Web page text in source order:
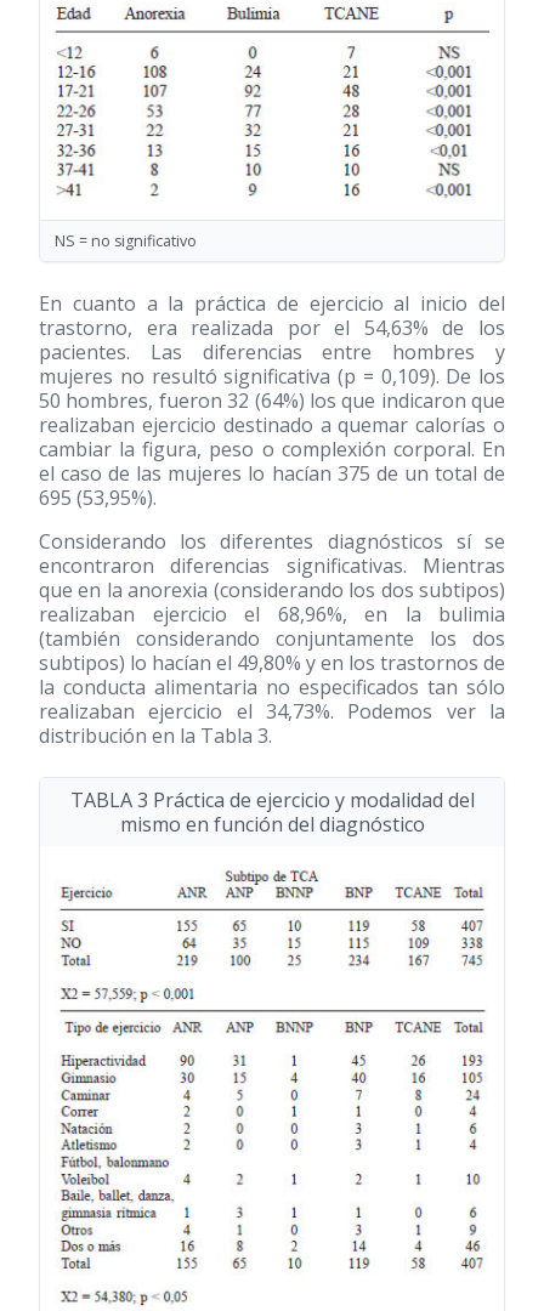
NS = no significativo
En cuanto a la práctica de ejercicio al inicio del
trastorno, era realizada por el 54,63% de los
pacientes. Las diferencias entre hombres y
mujeres no resultó significativa (p = 0,109). De los
50 hombres, fueron 32 (64%) los que indicaron que
realizaban ejercicio destinado a quemar calorías o
cambiar la figura, peso o complexión corporal. En
el caso de las mujeres lo hacían 375 de un total de
695 (53,95%).
Considerando los diferentes diagnósticos sí se
encontraron diferencias significativas. Mientras
que en la anorexia (considerando los dos subtipos)
realizaban ejercicio el 68,96%, en la bulimia
(también considerando conjuntamente los dos
subtipos) lo hacían el 49,80% y en los trastornos de
la conducta alimentaria no especificados tan sólo
realizaban ejercicio el 34,73%. Podemos ver la
distribución en la Tabla 3.
TABLA 3 Práctica de ejercicio y modalidad del
mismo en función del diagnóstico